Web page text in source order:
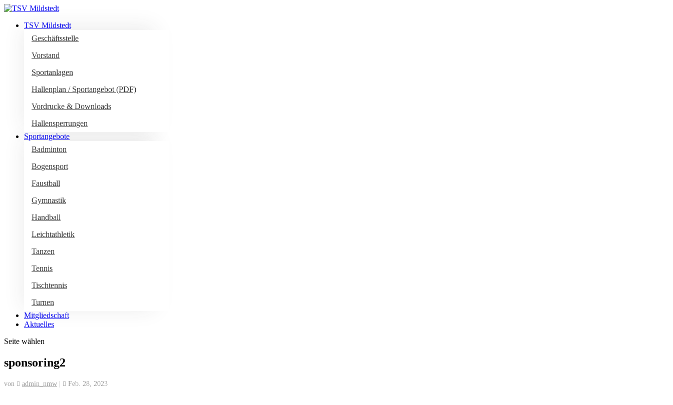
TSV Mildstedt
Geschäftsstelle
Vorstand
Sportanlagen
Hallenplan / Sportangebot (PDF)
Vordrucke & Downloads
Hallensperrungen
Sportangebote
Badminton
Bogensport
Faustball
Gymnastik
Handball
Leichtathletik
Tanzen
Tennis
Tischtennis
Turnen
Mitgliedschaft
Aktuelles
Seite wählen
sponsoring2
von admin_nmw Feb. 28, 2023